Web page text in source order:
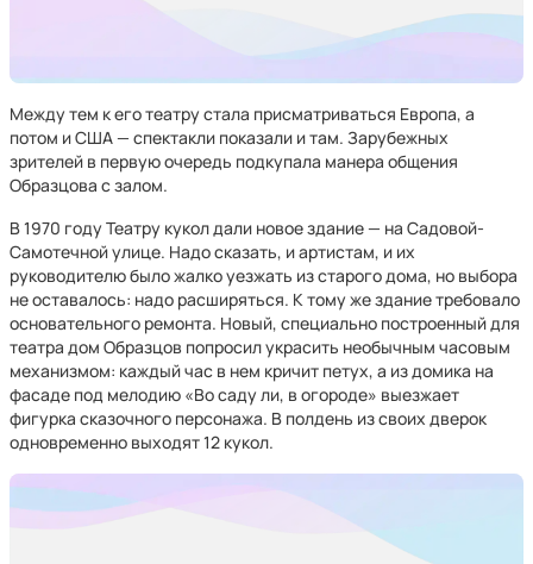
Между тем к его театру стала присматриваться Европа, а
потом и США — спектакли показали и там. Зарубежных
зрителей в первую очередь подкупала манера общения
Образцова с залом.
В 1970 году Театру кукол дали новое здание — на Садовой-
Самотечной улице. Надо сказать, и артистам, и их
руководителю было жалко уезжать из старого дома, но выбора
не оставалось: надо расширяться. К тому же здание требовало
основательного ремонта. Новый, специально построенный для
театра дом Образцов попросил украсить необычным часовым
механизмом: каждый час в нем кричит петух, а из домика на
фасаде под мелодию «Во саду ли, в огороде» выезжает
фигурка сказочного персонажа. В полдень из своих дверок
одновременно выходят 12 кукол.